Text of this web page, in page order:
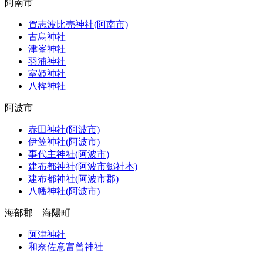
阿南市
賀志波比売神社(阿南市)
古烏神社
津峯神社
羽浦神社
室姫神社
八桙神社
阿波市
赤田神社(阿波市)
伊笠神社(阿波市)
事代主神社(阿波市)
建布都神社(阿波市郷社本)
建布都神社(阿波市郡)
八幡神社(阿波市)
海部郡 海陽町
阿津神社
和奈佐意富曾神社